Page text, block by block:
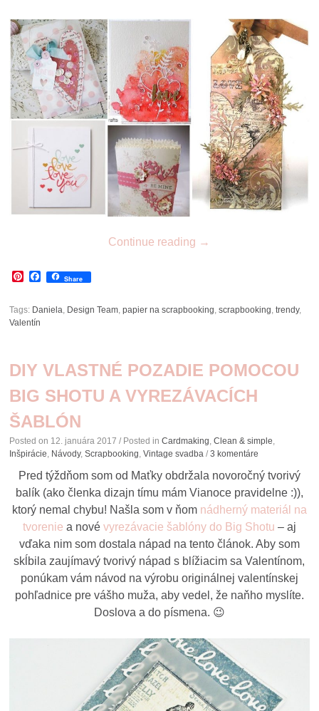
Continue reading →
Pinterest
Facebook
Share
Tags: Daniela, Design Team,papier na scrapbooking,scrapbooking,trendy,
Valentín
DIY VLASTNÉ POZADIE POMOCOU
BIG SHOTU A VYREZÁVACÍCH
ŠABLÓN
Posted on 12. januára 2017 / Posted inCardmaking,Clean & simple,
Inšpirácie, Návody,Scrapbooking,Vintage svadba /3 komentáre
Pred týždňom som od Maťky obdržala novoročný tvorivý
balík (ako členka dizajn tímu mám Vianoce pravidelne :)),
ktorý nemal chybu! Našla som v ňom nádherný materiál na
tvorenie a nové vyrezávacie šablóny do Big Shotu – aj
vďaka nim som dostala nápad na tento článok. Aby som
skĺbila zaujímavý tvorivý nápad s blížiacim sa Valentínom,
ponúkam vám návod na výrobu originálnej valentínskej
pohľadnice pre vášho muža, aby vedel, že naňho myslíte.
Doslova a do písmena. 😉